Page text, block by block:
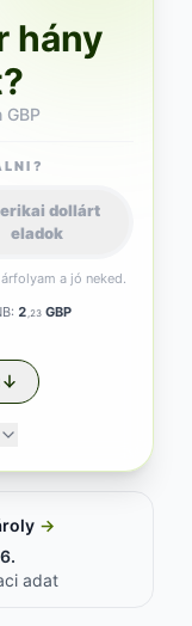
hány
GBP
2 ,23 GBP
dollárt
eladok
a jó neked.
→
adat